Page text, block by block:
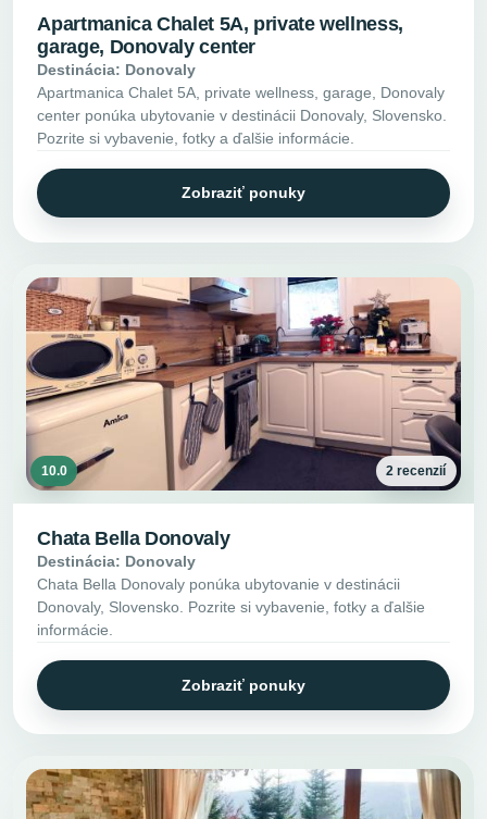
Apartmanica Chalet 5A, private wellness,
garage, Donovaly center
Destinácia: Donovaly
Apartmanica Chalet 5A, private wellness, garage, Donovaly
center ponúka ubytovanie v destinácii Donovaly, Slovensko.
Pozrite si vybavenie, fotky a ďalšie informácie.
Zobraziť ponuky
10.0 2 recenzií
Chata Bella Donovaly
Destinácia: Donovaly
Chata Bella Donovaly ponúka ubytovanie v destinácii
Donovaly, Slovensko. Pozrite si vybavenie, fotky a ďalšie
informácie.
Zobraziť ponuky